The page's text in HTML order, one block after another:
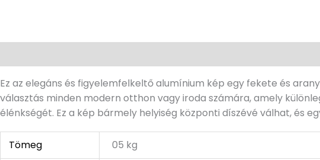
Ez az elegáns és figyelemfelkeltő alumínium kép egy fekete és
választás minden modern otthon vagy iroda számára, amely
élénkségét. Ez a kép bármely helyiség központi díszévé válhat, és
Tömeg
05 kg